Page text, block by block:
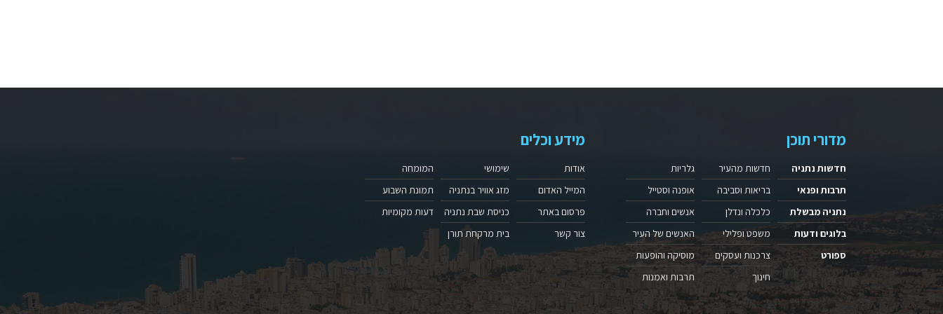
מדורי תוכן
חדשות נתניה
תרבות ופנאי
נתניה מבשלת
בלוגים ודעות
ספורט
חדשות מהעיר
בריאות וסביבה
כלכלה ונדלן
משפט ופלילי
צרכנות ועסקים
חינוך
גלריות
אופנה וסטייל
אנשים וחברה
האנשים של העיר
מוסיקה והופעות
תרבות ואמנות
מידע וכלים
אודות
המייל האדום
פרסום באתר
צור קשר
שימושי
מזג אוויר בנתניה
כניסת שבת נתניה
בית מרקחת תורן
המומחה
תמונת השבוע
דעות מקומיות